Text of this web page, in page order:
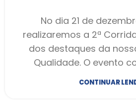
No dia 21 de
realizaremos a 2ª Corrida
dos destaques da
Qualidade. O evento
CONTINUAR